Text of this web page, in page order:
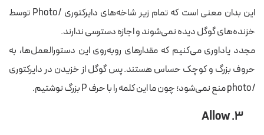
این بدان معنی است که تمام زیر شاخه‌های دایرکتوری /Photo توسط
خزنده‌های گوگل دیده نمی‌شوند و اجازه دسترسی ندارند.
مجدد یاداوری می‌کنیم که مقدارهای روبه‌روی این دستورالعمل‌ها، به
حروف بزرگ و کوچک حساس هستند. پس گوگل از خزیدن در دایرکتوری
/photo منع نمی‌شود؛ چون ما این کلمه را با حرف P بزرگ نوشتیم.
۳. Allow